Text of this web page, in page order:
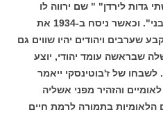
גדות לירדן" " שם ירווה לו
משפע ועושר בן ערב בן נצרת ובני". וכאשר ניסח ב-1934 את
שערבים ויהודים יהיו שווים גם
שבראשה עומד יהודי, יוצע
לשבחו של ז'בוטינסקי ייאמר
והזהיר מפני אשליה
הלאומיות בתמורה לרמת חיים